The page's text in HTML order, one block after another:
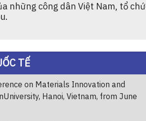
những công dân Việt Nam, tổ
TẾ
on Materials Innovation and
Hanoi, Vietnam, from June